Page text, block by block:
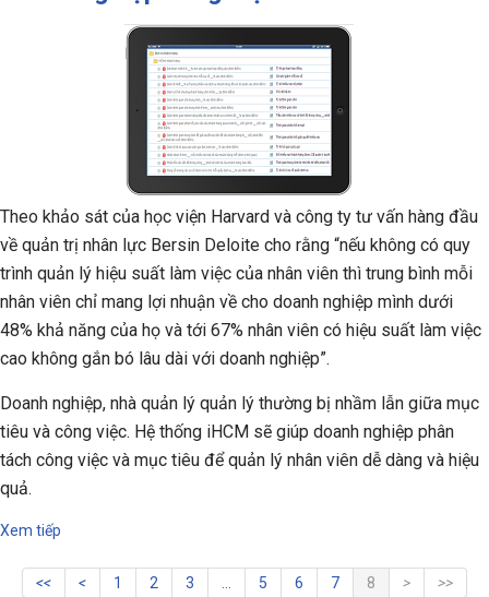
Theo khảo sát của học viện Harvard và công ty tư vấn hàng đầu
về quản trị nhân lực Bersin Deloite cho rằng “nếu không có quy
trình quản lý hiệu suất làm việc của nhân viên thì trung bình mỗi
nhân viên chỉ mang lợi nhuận về cho doanh nghiệp mình dưới
48% khả năng của họ và tới 67% nhân viên có hiệu suất làm việc
cao không gắn bó lâu dài với doanh nghiệp”.
Doanh nghiệp, nhà quản lý quản lý thường bị nhầm lẫn giữa mục
tiêu và công việc. Hệ thống iHCM sẽ giúp doanh nghiệp phân
tách công việc và mục tiêu để quản lý nhân viên dễ dàng và hiệu
quả.
Xem tiếp
1 2 3 5 6 7 8